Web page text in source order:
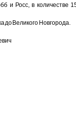
и Росс, в количестве
до Великого Новгорода.